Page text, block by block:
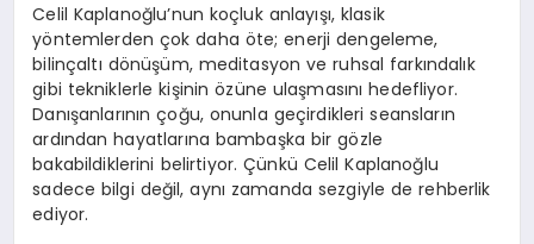
Celil Kaplanoğlu’nun koçluk anlayışı, klasik
yöntemlerden çok daha öte; enerji dengeleme,
bilinçaltı dönüşüm, meditasyon ve ruhsal farkındalık
gibi tekniklerle kişinin özüne ulaşmasını hedefliyor.
Danışanlarının çoğu, onunla geçirdikleri seansların
ardından hayatlarına bambaşka bir gözle
bakabildiklerini belirtiyor. Çünkü Celil Kaplanoğlu
sadece bilgi değil, aynı zamanda sezgiyle de rehberlik
ediyor.